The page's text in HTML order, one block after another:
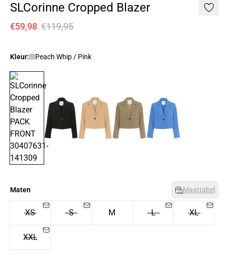
SLCorinne Cropped Blazer
€59,98 €119,95
Kleur: Peach Whip / Pink
Maten Maattabel
XS S M L XL
XXL